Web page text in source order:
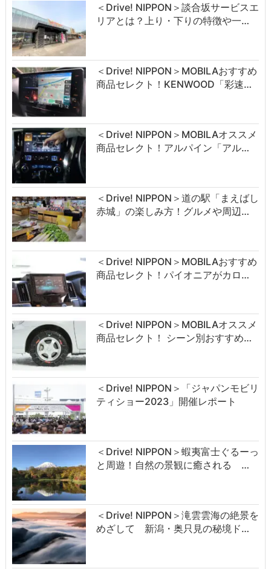
＜Drive! NIPPON＞談合坂サービスエ
リアとは？上り・下りの特徴や一…
＜Drive! NIPPON＞MOBILAおすすめ
商品セレクト！KENWOOD「彩速…
＜Drive! NIPPON＞MOBILAオススメ
商品セレクト！アルパイン「アル…
＜Drive! NIPPON＞道の駅「まえばし
赤城」の楽しみ方！グルメや周辺…
＜Drive! NIPPON＞MOBILAおすすめ
商品セレクト！パイオニアがカロ…
＜Drive! NIPPON＞MOBILAオススメ
商品セレクト！ シーン別おすすめ…
＜Drive! NIPPON＞「ジャパンモビリ
ティショー2023」開催レポート
＜Drive! NIPPON＞蝦夷富士ぐるーっ
と周遊！自然の景観に癒される …
＜Drive! NIPPON＞滝雲雲海の絶景を
めざして 新潟・奥只見の秘境ド…